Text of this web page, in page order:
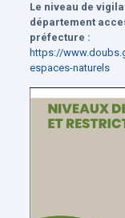
Le niveau de
département
préfecture :
https://
espaces-naturels